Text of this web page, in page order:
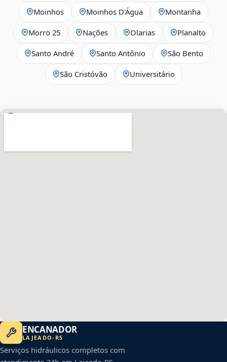
Moinhos Moinhos D'Água Montanha
Morro 25 Nações Olarias Planalto
Santo André Santo Antônio São Bento
São Cristóvão Universitário
ENCANADOR
LAJEADO- RS
Serviços hidráulicos completos com